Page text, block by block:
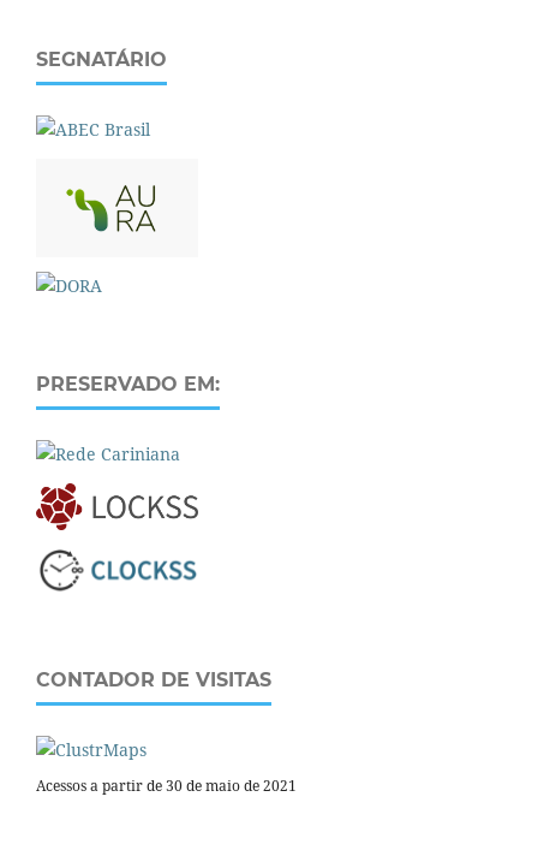
SEGNATÁRIO
PRESERVADO EM:
CONTADOR DE VISITAS
Acessos a partir de 30 de maio de 2021